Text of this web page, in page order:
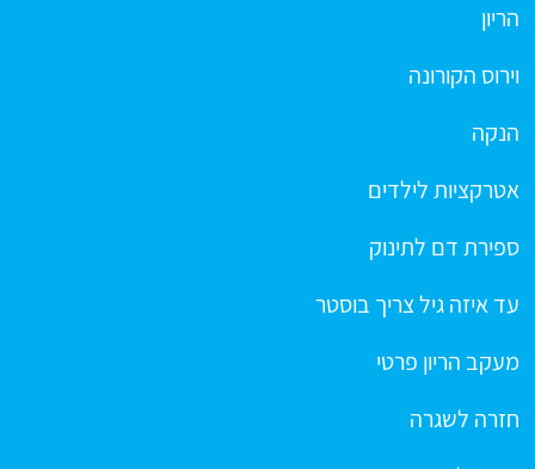
הריון
וירוס הקורונה
הנקה
אטרקציות לילדים
ספירת דם לתינוק
עד איזה גיל צריך בוסטר
מעקב הריון פרטי
חזרה לשגרה